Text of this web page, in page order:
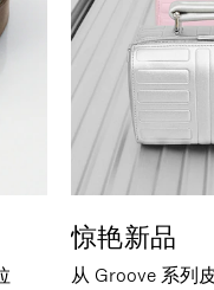
惊艳新品
从 Groove 系列